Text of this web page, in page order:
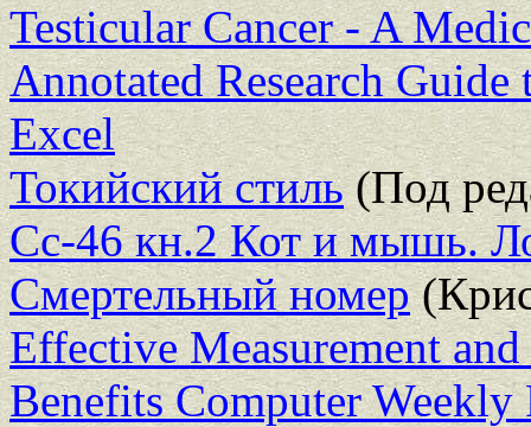
Testicular Cancer - A
Annotated Research
Excel
Токийский стиль(Под
Сс-46 кн.2 Кот и мышь.
Смертельный номер
Effective Measurement
Benefits Computer Weekly